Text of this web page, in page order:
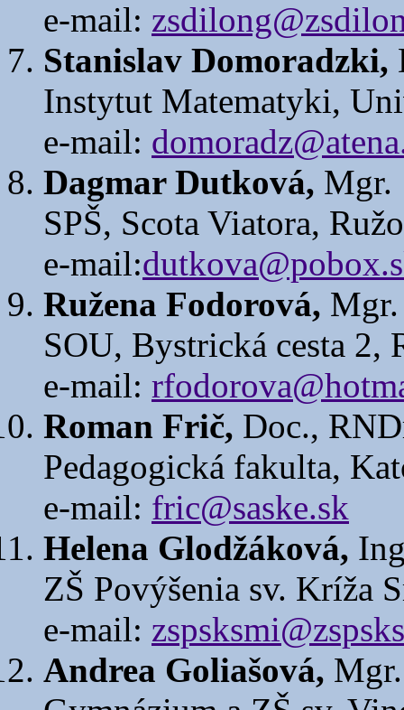
e-mail:
Stanislav Domoradzki,
Instytut Matematyki,
e-mail:
Dagmar Dutková, Mgr.
SPŠ, Scota Viatora,
e-mail:
Ružena Fodorová, Mgr.
SOU, Bystrická cesta 2,
e-mail:
Roman Frič, Doc.,
Pedagogická fakulta,
e-mail: fric@saske.sk
Helena Glodžáková,
ZŠ Povýšenia sv. Kríža
e-mail:
Andrea Goliašová, Mgr.